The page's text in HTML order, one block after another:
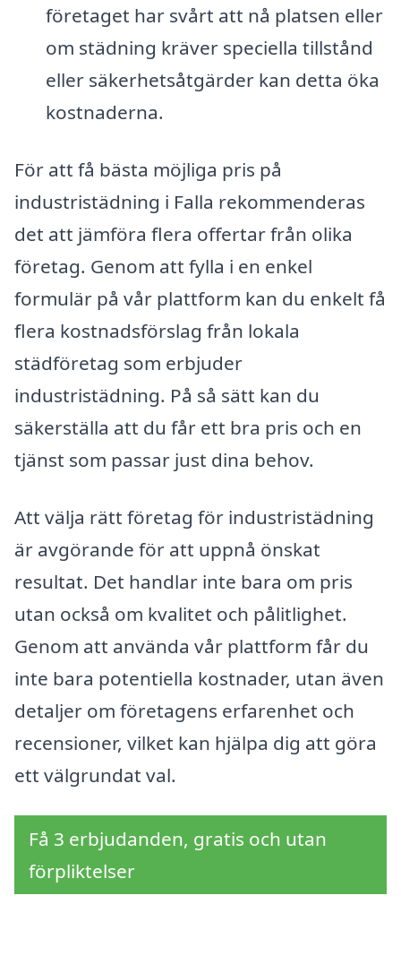
företaget har svårt att nå platsen eller
om städning kräver speciella tillstånd
eller säkerhetsåtgärder kan detta öka
kostnaderna.
För att få bästa möjliga pris på
industristädning i Falla rekommenderas
det att jämföra flera offertar från olika
företag. Genom att fylla i en enkel
formulär på vår plattform kan du enkelt få
flera kostnadsförslag från lokala
städföretag som erbjuder
industristädning. På så sätt kan du
säkerställa att du får ett bra pris och en
tjänst som passar just dina behov.
Att välja rätt företag för industristädning
är avgörande för att uppnå önskat
resultat. Det handlar inte bara om pris
utan också om kvalitet och pålitlighet.
Genom att använda vår plattform får du
inte bara potentiella kostnader, utan även
detaljer om företagens erfarenhet och
recensioner, vilket kan hjälpa dig att göra
ett välgrundat val.
Få 3 erbjudanden, gratis och utan
förpliktelser